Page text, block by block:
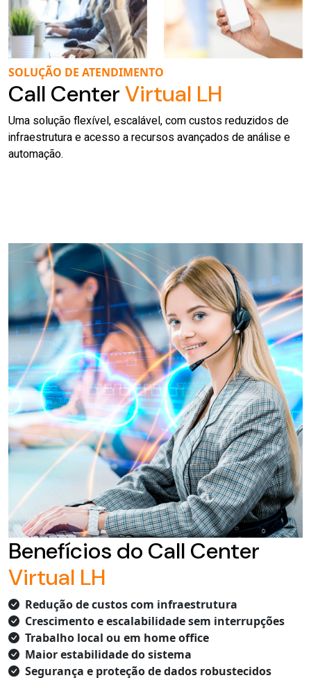
SOLUÇÃO DE ATENDIMENTO
Call CenterVirtual LH
Uma solução flexível, escalável, com custos reduzidos de
infraestrutura e acesso a recursos avançados de análise e
automação.
Benefícios do Call Center
Virtual LH
Redução de custos com infraestrutura
Crescimento e escalabilidade sem interrupções
Trabalho local ou em home office
Maior estabilidade do sistema
Segurança e proteção de dados robustecidos